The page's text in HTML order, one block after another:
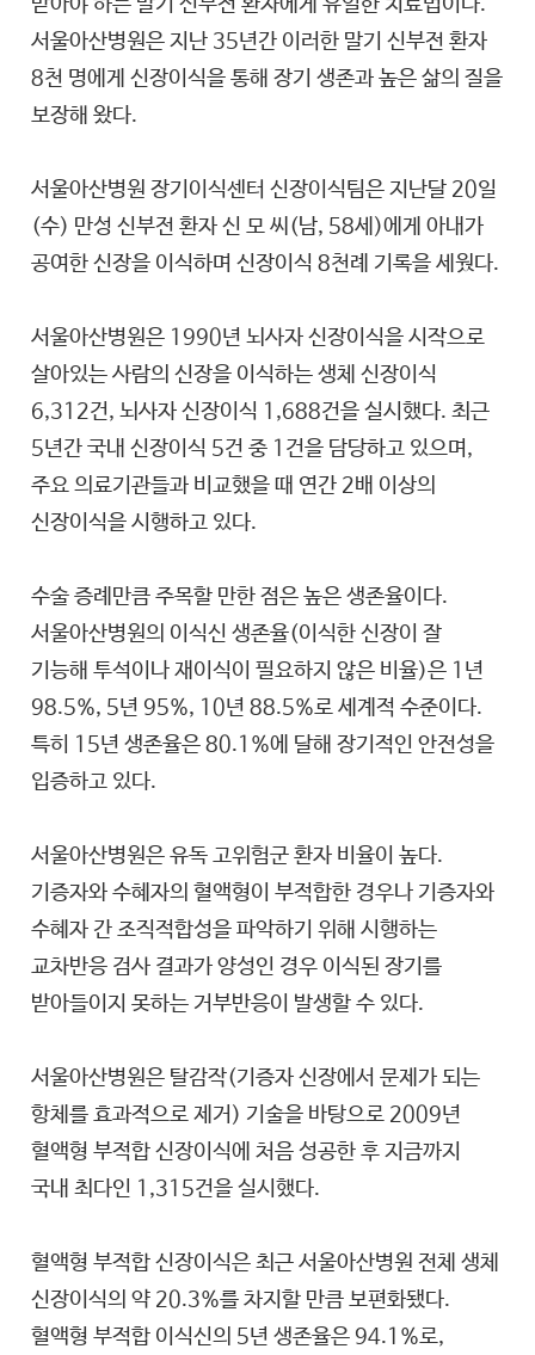
받아야 하는 말기 신부전 환자에게 유일한 치료법이다.
서울아산병원은 지난 35년간 이러한 말기 신부전 환자
8천 명에게 신장이식을 통해 장기 생존과 높은 삶의 질을
보장해 왔다.
서울아산병원 장기이식센터 신장이식팀은 지난달 20일
(수) 만성 신부전 환자 신 모 씨(남, 58세)에게 아내가
공여한 신장을 이식하며 신장이식 8천례 기록을 세웠다.
서울아산병원은 1990년 뇌사자 신장이식을 시작으로
살아있는 사람의 신장을 이식하는 생체 신장이식
6,312건, 뇌사자 신장이식 1,688건을 실시했다. 최근
5년간 국내 신장이식 5건 중 1건을 담당하고 있으며,
주요 의료기관들과 비교했을 때 연간 2배 이상의
신장이식을 시행하고 있다.
수술 증례만큼 주목할 만한 점은 높은 생존율이다.
서울아산병원의 이식신 생존율(이식한 신장이 잘
기능해 투석이나 재이식이 필요하지 않은 비율)은 1년
98.5%, 5년 95%, 10년 88.5%로 세계적 수준이다.
특히 15년 생존율은 80.1%에 달해 장기적인 안전성을
입증하고 있다.
서울아산병원은 유독 고위험군 환자 비율이 높다.
기증자와 수혜자의 혈액형이 부적합한 경우나 기증자와
수혜자 간 조직적합성을 파악하기 위해 시행하는
교차반응 검사 결과가 양성인 경우 이식된 장기를
받아들이지 못하는 거부반응이 발생할 수 있다.
서울아산병원은 탈감작(기증자 신장에서 문제가 되는
항체를 효과적으로 제거) 기술을 바탕으로 2009년
혈액형 부적합 신장이식에 처음 성공한 후 지금까지
국내 최다인 1,315건을 실시했다.
혈액형 부적합 신장이식은 최근 서울아산병원 전체 생체
신장이식의 약 20.3%를 차지할 만큼 보편화됐다.
혈액형 부적합 이식신의 5년 생존율은 94.1%로,